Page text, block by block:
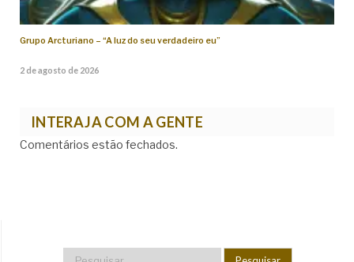
Grupo Arcturiano – “A luz do seu verdadeiro eu”
2 de agosto de 2026
INTERAJA COM A GENTE
Comentários estão fechados.